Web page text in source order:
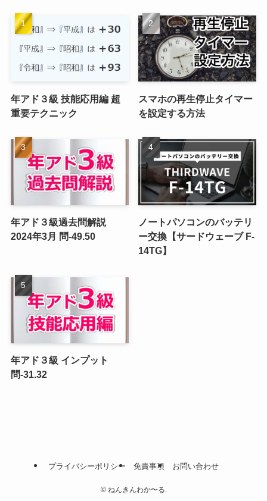
(1)
年アド３級 技能応用編 超
重要テクニック
スマホの再生停止タイマー
を設定する方法
年アド３級過去問解説
2024年3月 問-49.50
ノートパソコンのバッテリ
ー交換【サードウェーブ F-
14TG】
年アド３級 インプット
問-31.32
プライバシーポリシー 免責事項 お問い合わせ
©ねんきんわか〜る.